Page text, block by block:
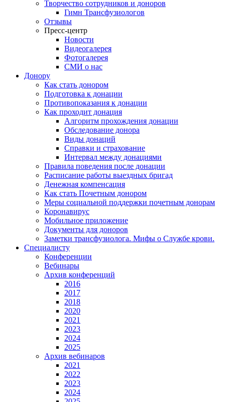
Творчество сотрудников и доноров
Гимн Трансфузиологов
Отзывы
Пресс-центр
Новости
Видеогалерея
Фотогалерея
СМИ о нас
Донору
Как стать донором
Подготовка к донации
Противопоказания к донации
Как проходит донация
Алгоритм прохождения донации
Обследование донора
Виды донаций
Справки и страхование
Интервал между донациями
Правила поведения после донации
Расписание работы выездных бригад
Денежная компенсация
Как стать Почетным донором
Меры социальной поддержки почетным донорам
Коронавирус
Мобильное приложение
Документы для доноров
Заметки трансфузиолога. Мифы о Службе крови.
Специалисту
Конференции
Вебинары
Архив конференций
2016
2017
2018
2020
2021
2023
2024
2025
Архив вебинаров
2021
2022
2023
2024